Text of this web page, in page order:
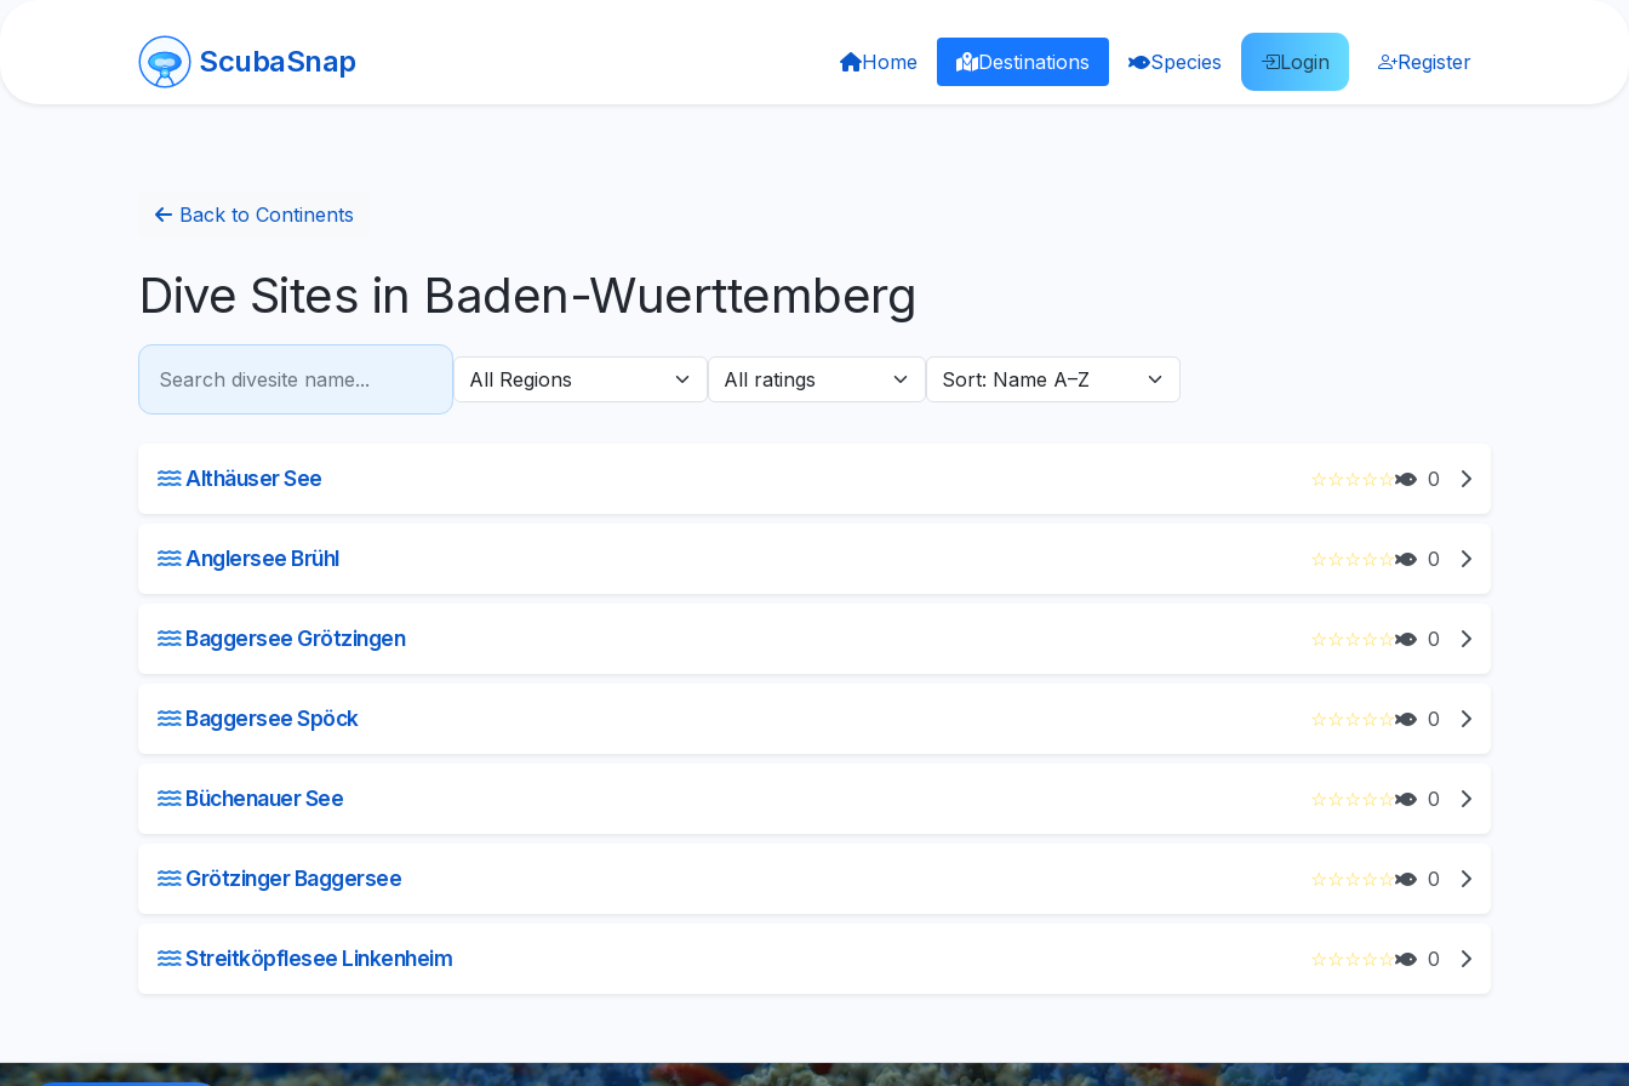
ScubaSnap Home Destinations Species Login Register
Back to Continents
Dive Sites in Baden-Wuerttemberg
Althäuser See ☆☆☆☆☆ 0
Anglersee Brühl ☆☆☆☆☆ 0
Baggersee Grötzingen ☆☆☆☆☆ 0
Baggersee Spöck ☆☆☆☆☆ 0
Büchenauer See ☆☆☆☆☆ 0
Grötzinger Baggersee ☆☆☆☆☆ 0
Streitköpflesee Linkenheim ☆☆☆☆☆ 0